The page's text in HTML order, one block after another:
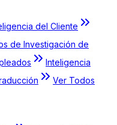
del Cliente
de Investigación de
Inteligencia
Ver Todos